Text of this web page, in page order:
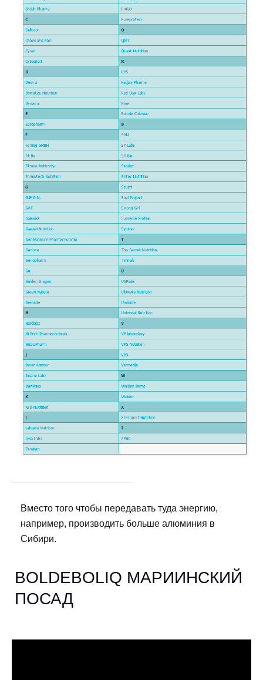
Вместо того чтобы передавать туда энергию,
например, производить больше алюминия в
Сибири.
BOLDEBOLIQ МАРИИНСКИЙ
ПОСАД